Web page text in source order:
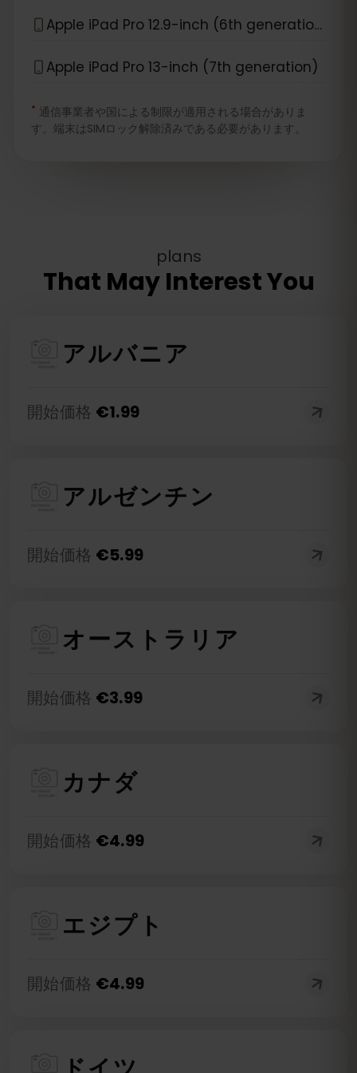
Apple iPad Pro 12.9-inch (6th generation)
Apple iPad Pro 13-inch (7th generation)
* 通信事業者や国による制限が適用される場合がありま
す。端末はSIMロック解除済みである必要があります。
plans
That May Interest You
アルバニア
開始価格 €1.99
アルゼンチン
開始価格 €5.99
オーストラリア
開始価格 €3.99
カナダ
開始価格 €4.99
エジプト
開始価格 €4.99